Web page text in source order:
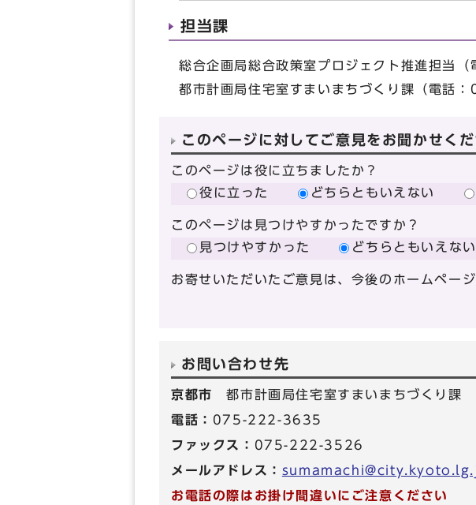
担当課
総合企画局総合政策室プロジェクト推進担当
都市計画局住宅室すまいまちづくり課（電話
このページに対してご意見をお聞かせくだ
このページは役に立ちましたか？
役に立った
どちらともいえない
このページは見つけやすかったですか？
見つけやすかった
どちらともいえない
お寄せいただいたご意見は、今後のホームペー
お問い合わせ先
京都市都市計画局住宅室すまいまちづくり課
電話： 075-222-3635
ファックス： 075-222-3526
メールアドレス：
お電話の際はお掛け間違いにご注意ください